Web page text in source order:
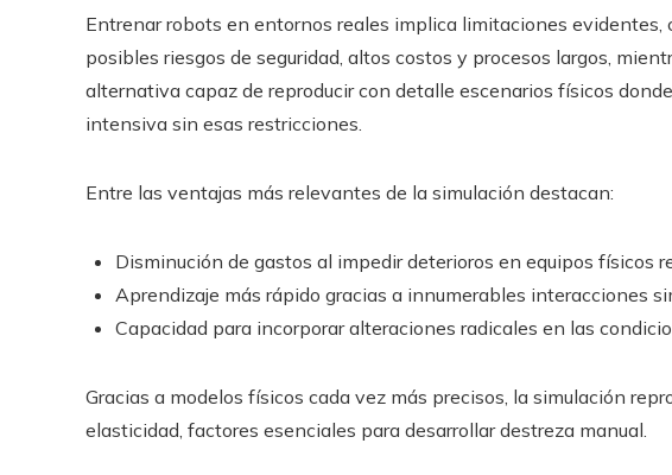
Entrenar robots en entornos reales implica limitaciones evidentes,
posibles riesgos de seguridad, altos costos y procesos largos,
alternativa capaz de reproducir con detalle escenarios físicos
intensiva sin esas restricciones.
Entre las ventajas más relevantes de la simulación destacan:
Disminución de gastos al impedir deterioros en equipos físicos
Aprendizaje más rápido gracias a innumerables interacciones
Capacidad para incorporar alteraciones radicales en las
Gracias a modelos físicos cada vez más precisos, la simulación
elasticidad, factores esenciales para desarrollar destreza manual.